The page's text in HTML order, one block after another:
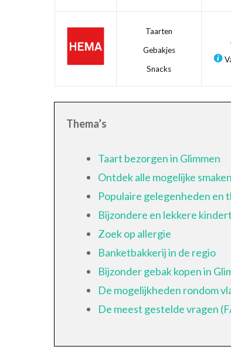
Taarten
Gebakjes
Snacks
Thema’s
Taart bezorgen in Glimmen
Ontdek alle mogelijke smaken
Populaire gelegenheden en
Bijzondere en lekkere
Zoek op allergie
Banketbakkerij in de regio
Bijzonder gebak kopen in
De mogelijkheden rondom
De meest gestelde vragen